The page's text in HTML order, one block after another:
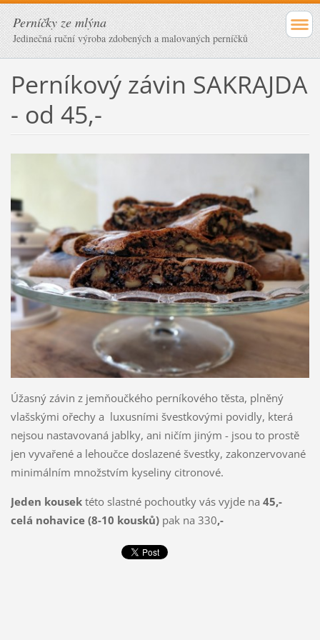
Perníčky ze mlýna
Jedinečná ruční výroba zdobených a malovaných perníčků
Perníkový závin SAKRAJDA
- od 45,-
Úžasný závin z jemňoučkého perníkového těsta, plněný
vlašskými ořechy a luxusními švestkovými povidly, která
nejsou nastavovaná jablky, ani ničím jiným - jsou to prostě
jen vyvařené a lehoučce doslazené švestky, zakonzervované
minimálním množstvím kyseliny citronové.
Jeden kousektéto slastné pochoutky vás vyjde na 45,-
celá nohavice (8-10 kousků) pak na 330,-